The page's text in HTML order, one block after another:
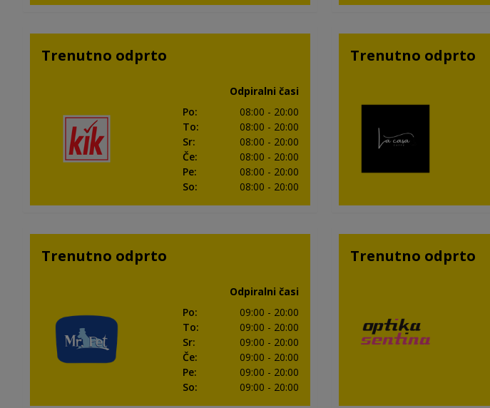
Trenutno odprto
Odpiralni časi
Po: 08:00 - 20:00
To: 08:00 - 20:00
Sr: 08:00 - 20:00
Če: 08:00 - 20:00
Pe: 08:00 - 20:00
So: 08:00 - 20:00
Trenutno odprto
Trenutno odprto
Odpiralni časi
Po: 09:00 - 20:00
To: 09:00 - 20:00
Sr: 09:00 - 20:00
Če: 09:00 - 20:00
Pe: 09:00 - 20:00
So: 09:00 - 20:00
Trenutno odprto